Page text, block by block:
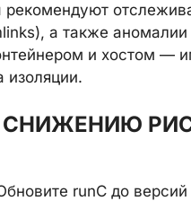
а также
и хостом —
изоляции.
runC до версий